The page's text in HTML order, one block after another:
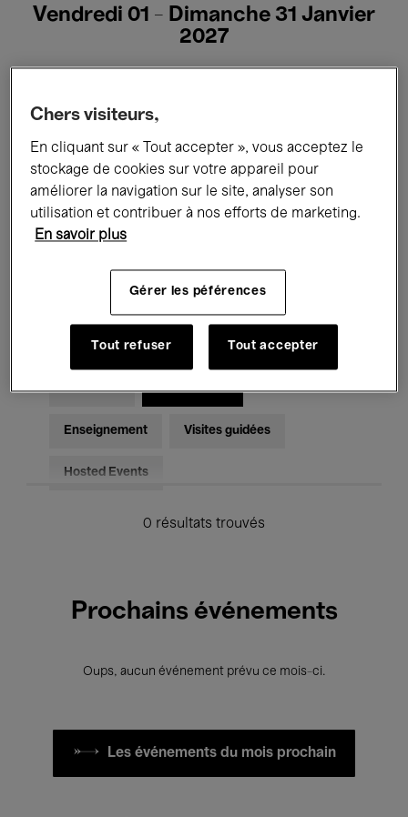
Vendredi 01 - Dimanche 31 Janvier
2027
Tous les événements Concerts
Expositions Films Performances
Rencontres & Débats
Musique classique Global Music
Musique électronique
Pour tous Kids’ Palace
Enseignement Visites guidées
Hosted Events
0 résultats trouvés
Prochains événements
Oups, aucun événement prévu ce mois-ci.
Les événements du mois prochain
Chers visiteurs,
En cliquant sur « Tout accepter », vous acceptez le
stockage de cookies sur votre appareil pour
améliorer la navigation sur le site, analyser son
utilisation et contribuer à nos efforts de marketing.
En savoir plus
Gérer les péférences
Tout refuser Tout accepter